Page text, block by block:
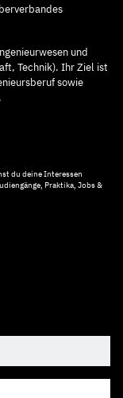
und
Technik). Ihr Ziel ist
sowie
du deine Interessen
Praktika, Jobs &